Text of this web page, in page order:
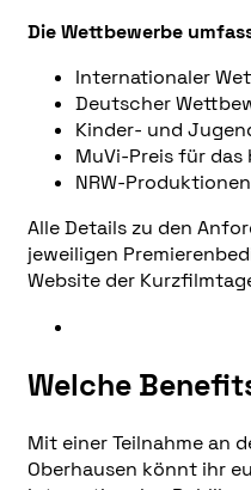
Die Wettbewerbe
Internationaler
Deutscher
Kinder- und
MuVi-Preis für
NRW-Produktionen
Alle Details zu den
jeweiligen
Website der
Welche
Mit einer Teilnahme an
Oberhausen könnt ihr